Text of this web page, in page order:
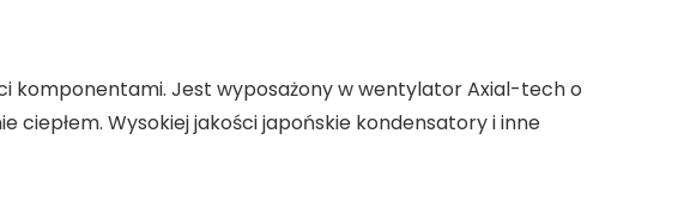
komponentami. Jest wyposażony w wentylator Axial-tech o
ciepłem. Wysokiej jakości japońskie kondensatory i inne